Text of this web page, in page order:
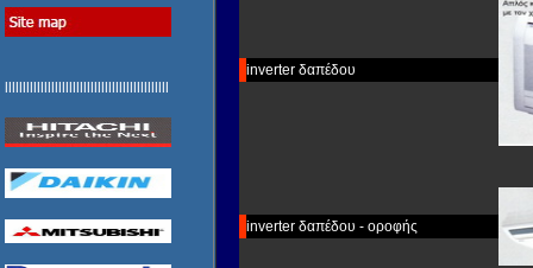
inverter δαπέδου
inverter δαπέδου - οροφής